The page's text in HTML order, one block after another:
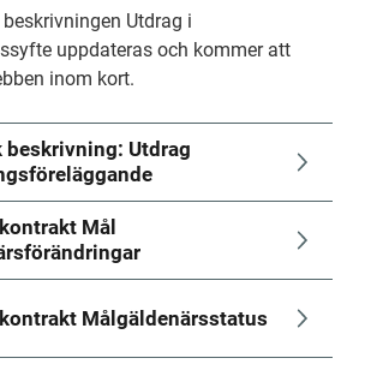
Utdrag i
uppdateras och kommer att
inom kort.
beskrivning: Utdrag
kB.
Mål
kB.
Målgäldenärsstatus
kB.